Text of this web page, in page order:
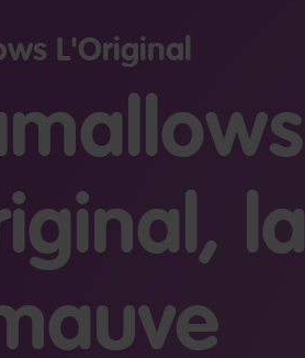
L'Original
la